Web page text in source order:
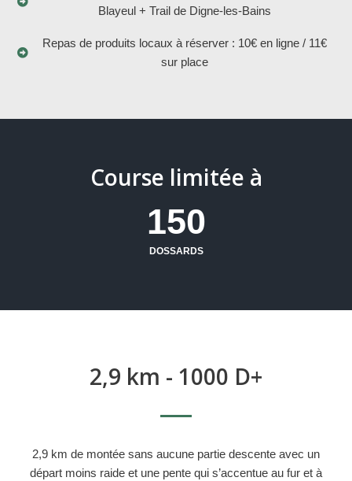
Blayeul + Trail de Digne-les-Bains
Repas de produits locaux à réserver : 10€ en ligne / 11€
sur place
Course limitée à
DOSSARDS
150
2,9 km - 1000 D+
2,9 km de montée sans aucune partie descente avec un
départ moins raide et une pente qui s’accentue au fur et à